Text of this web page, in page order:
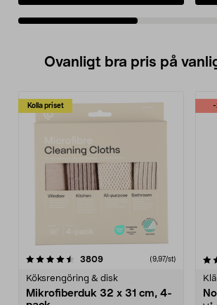
Ovanligt bra pris på
Kolla priset
3809recensioner (9,97/st)
Köksrengöring & disk
Mikrofiberduk 32 x 31 cm, 4-
-
4.0av 5 stjärnor